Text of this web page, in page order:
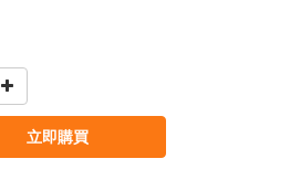
立即購買